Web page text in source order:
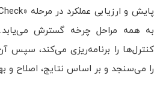
به همه مراحل چرخه گسترش
کنترل‌ها را برنامه‌ریزی می‌کند، سپس
را می‌سنجد و بر اساس نتایج، اصلاح و